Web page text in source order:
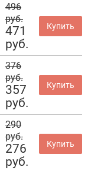
496
руб.
471
руб.
Купить
376
руб.
357
руб.
Купить
290
руб.
276
руб.
Купить